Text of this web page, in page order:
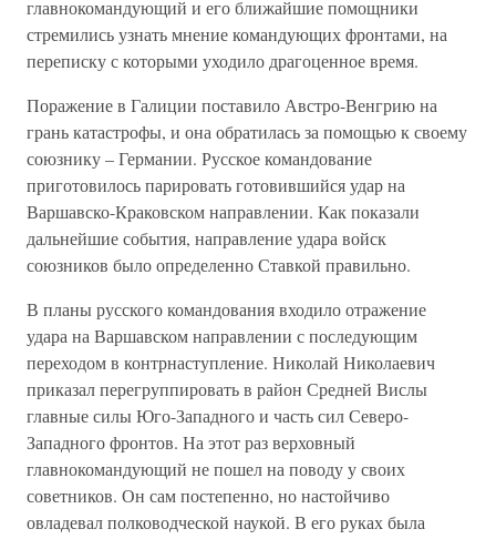
главнокомандующий и его ближайшие помощники
стремились узнать мнение командующих фронтами, на
переписку с которыми уходило драгоценное время.
Поражение в Галиции поставило Австро-Венгрию на
грань катастрофы, и она обратилась за помощью к своему
союзнику – Германии. Русское командование
приготовилось парировать готовившийся удар на
Варшавско-Краковском направлении. Как показали
дальнейшие события, направление удара войск
союзников было определенно Ставкой правильно.
В планы русского командования входило отражение
удара на Варшавском направлении с последующим
переходом в контрнаступление. Николай Николаевич
приказал перегруппировать в район Средней Вислы
главные силы Юго-Западного и часть сил Северо-
Западного фронтов. На этот раз верховный
главнокомандующий не пошел на поводу у своих
советников. Он сам постепенно, но настойчиво
овладевал полководческой наукой. В его руках была